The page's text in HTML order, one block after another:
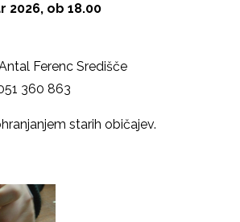
2026, ob 18.00
Ferenc Središče
360 863
starih običajev.